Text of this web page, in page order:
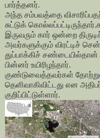
பார்த்தனர்.
அந்த சம்பவத்தை
சுட்டுக்
இருவரும் கார் ஒன்றை
அவர்களுக்கும் விரட்டிச்
துப்பாக்கிச் சண்டையில்தான்
பின்னர் உயிரிழந்தார்.
குண்டுவைத்தவர்கள்
தெளிவாகிவிட்டது என
குறிப்பிட்டுள்ளார்.